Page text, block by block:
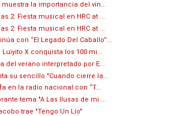
muestra la importancia del vin...
2: Fiesta musical en HRC at ...
2: Fiesta musical en HRC at ...
con “El Legado Del Caballo”...
X conquista los 100 mi...
del verano interpretado por E...
su sencillo "Cuando cierre la...
en la radio nacional con “T...
tema "A Las Ilusas de mi ...
trae "Tengo Un Lío"